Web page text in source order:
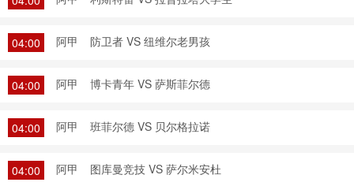
04:00 阿甲 防卫者 VS 纽维尔老男孩
04:00 阿甲 博卡青年 VS 萨斯菲尔德
04:00 阿甲 班菲尔德 VS 贝尔格拉诺
04:00 阿甲 图库曼竞技 VS 萨尔米安杜